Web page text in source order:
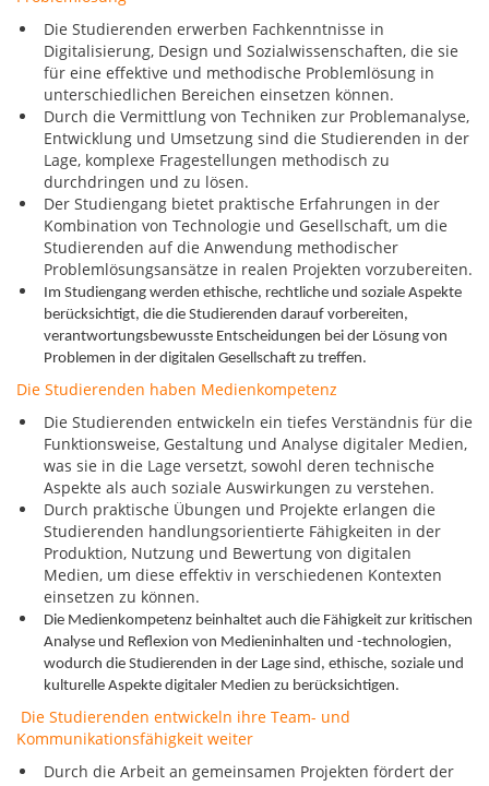
Die Studierenden erwerben Fachkenntnisse in
Digitalisierung, Design und Sozialwissenschaften, die sie
für eine effektive und methodische Problemlösung in
unterschiedlichen Bereichen einsetzen können.
Durch die Vermittlung von Techniken zur Problemanalyse,
Entwicklung und Umsetzung sind die Studierenden in der
Lage, komplexe Fragestellungen methodisch zu
durchdringen und zu lösen.
Der Studiengang bietet praktische Erfahrungen in der
Kombination von Technologie und Gesellschaft, um die
Studierenden auf die Anwendung methodischer
Problemlösungsansätze in realen Projekten vorzubereiten.
Im Studiengang werden ethische, rechtliche und soziale Aspekte
berücksichtigt, die die Studierenden darauf vorbereiten,
verantwortungsbewusste Entscheidungen bei der Lösung von
Problemen in der digitalen Gesellschaft zu treffen.
Die Studierenden haben Medienkompetenz
Die Studierenden entwickeln ein tiefes Verständnis für die
Funktionsweise, Gestaltung und Analyse digitaler Medien,
was sie in die Lage versetzt, sowohl deren technische
Aspekte als auch soziale Auswirkungen zu verstehen.
Durch praktische Übungen und Projekte erlangen die
Studierenden handlungsorientierte Fähigkeiten in der
Produktion, Nutzung und Bewertung von digitalen
Medien, um diese effektiv in verschiedenen Kontexten
einsetzen zu können.
Die Medienkompetenz beinhaltet auch die Fähigkeit zur kritischen
Analyse und Reflexion von Medieninhalten und -technologien,
wodurch die Studierenden in der Lage sind, ethische, soziale und
kulturelle Aspekte digitaler Medien zu berücksichtigen.
Die Studierenden entwickeln ihre Team- und
Kommunikationsfähigkeit weiter
Durch die Arbeit an gemeinsamen Projekten fördert der